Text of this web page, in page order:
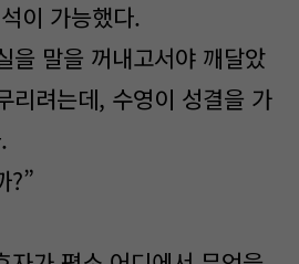
이 가능했다.
을 말을 꺼내고서야 깨달았
리려는데, 수영이 성결을 가
?”